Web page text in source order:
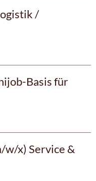
/
Basis für
w/x) Service &